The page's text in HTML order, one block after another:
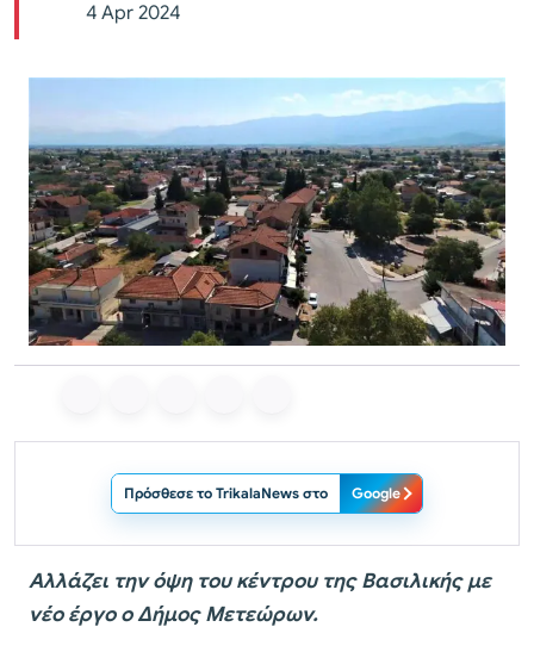
4 Apr 2024
Πρόσθεσε το TrikalaNews στο Google
Αλλάζει την όψη του κέντρου της Βασιλικής με
νέο έργο ο Δήμος Μετεώρων.